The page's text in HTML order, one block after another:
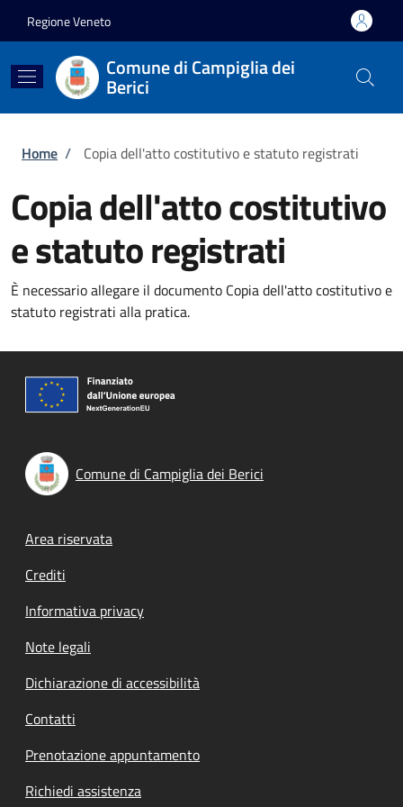
Regione Veneto
Comune di Campiglia dei
Berici
Briciole di pane
Home / Copia dell'atto costitutivo e statuto registrati
Copia dell'atto costitutivo
e statuto registrati
È necessario allegare il documento Copia dell'atto costitutivo e
statuto registrati alla pratica.
Comune di Campiglia dei Berici
Footer menu
Area riservata
Crediti
Informativa privacy
Note legali
Dichiarazione di accessibilità
Contatti
Prenotazione appuntamento
Richiedi assistenza